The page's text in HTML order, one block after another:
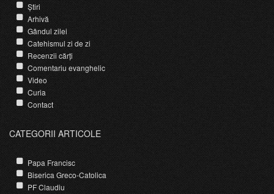
Știri
Arhivă
Gândul zilei
Catehismul zi de zi
Recenzii cărți
Comentariu evanghelic
Video
Curia
Contact
CATEGORII ARTICOLE
Papa Francisc
Biserica Greco-Catolica
PF Claudiu